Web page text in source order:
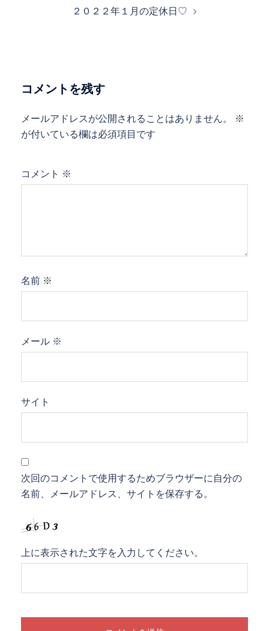
２０２２年１月の定休日♡
コメントを残す
メールアドレスが公開されることはありません。
※
が付いている欄は必須項目です
コメント ※
名前 ※
メール ※
サイト
次回のコメントで使用するためブラウザーに自分の
名前、メールアドレス、サイトを保存する。
上に表示された文字を入力してください。